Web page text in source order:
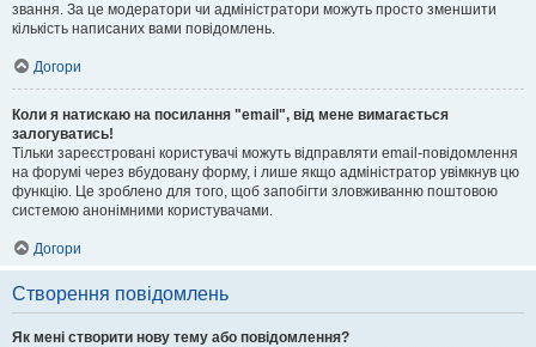
звання. За це модератори чи адміністратори можуть просто зменшити
кількість написаних вами повідомлень.
Догори
Коли я натискаю на посилання "email", від мене вимагається
залогуватись!
Тільки зареєстровані користувачі можуть відправляти email-повідомлення
на форумі через вбудовану форму, і лише якщо адміністратор увімкнув цю
функцію. Це зроблено для того, щоб запобігти зловживанню поштовою
системою анонімними користувачами.
Догори
Створення повідомлень
Як мені створити нову тему або повідомлення?